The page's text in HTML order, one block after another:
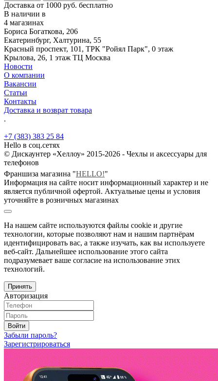
Доставка от 1000 руб. бесплатно
В наличии в
4 магазинах
Бориса Богаткова, 206
Екатеринбург, Халтурина, 55
Красный проспект, 101, ТРК "Ройял Парк", 0 этаж
Крылова, 26, 1 этаж ТЦ Москва
Новости
О компании
Вакансии
Статьи
Контакты
Доставка и возврат товара
.
+7 (383) 383 25 84
Hello в соц.сетях
© Дискаунтер «Хеллоу» 2015-2026 - Чехлы и аксессуары для
телефонов
Франшиза магазина "HELLO!"
Информация на сайте носит информационный характер и не
является публичной офертой. Актуальные цены и условия
уточняйте в розничных магазинах
На нашем сайте используются файлы cookie и другие
технологии, которые позволяют нам и нашим партнёрам
идентифицировать вас, а также изучать, как вы используете
веб-сайт. Дальнейшее использование этого сайта
подразумевает ваше согласие на использование этих
технологий.
Принять
Авторизация
Войти
Забыли пароль?
Зарегистрироваться